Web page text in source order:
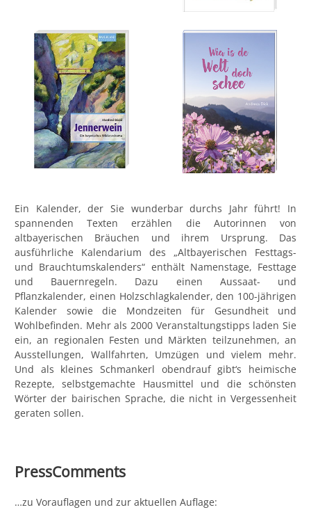
Ein Kalender, der Sie wunderbar durchs Jahr führt! In
spannenden Texten erzählen die Autorinnen von
altbayerischen Bräuchen und ihrem Ursprung. Das
ausführliche Kalendarium des „Altbayerischen Festtags-
und Brauchtumskalenders“ enthält Namenstage, Festtage
und Bauernregeln. Dazu einen Aussaat- und
Pflanzkalender, einen Holzschlagkalender, den 100-jährigen
Kalender sowie die Mondzeiten für Gesundheit und
Wohlbefinden. Mehr als 2000 Veranstaltungstipps laden Sie
ein, an regionalen Festen und Märkten teilzunehmen, an
Ausstellungen, Wallfahrten, Umzügen und vielem mehr.
Und als kleines Schmankerl obendrauf gibt‘s heimische
Rezepte, selbstgemachte Hausmittel und die schönsten
Wörter der bairischen Sprache, die nicht in Vergessenheit
geraten sollen.
PressComments
…zu Vorauflagen und zur aktuellen Auflage: